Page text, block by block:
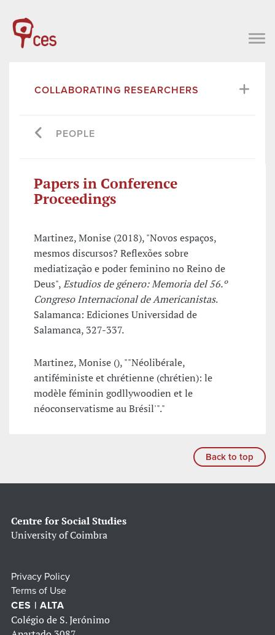
COLLABORATING RESEARCHERS
PEOPLE
Papers in Conference
Proceedings
Martinez, Monise (2018), "Novos espaços,
mesmos discursos? Reflexões sobre
mediatização e poder feminino no Reino de
Deus",Estudios de género: Memoria del 56.º
Congreso Internacional de Americanistas.
Salamanca: Ediciones Universidad de
Salamanca, 327-337.
Martinez, Monise (), ""Néolibérale,
antiféministe et chrétienne (chrétien): le
modèle féminin godllywoodien et le
néoconservatisme au Brésil'"."
Back to top
Centre for Social Studies
University of Coimbra
Privacy Policy
Terms of Use
CES | ALTA
Colégio de S. Jerónimo